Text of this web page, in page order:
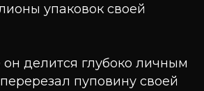
упаковок своей
делится глубоко личным
пуповину своей